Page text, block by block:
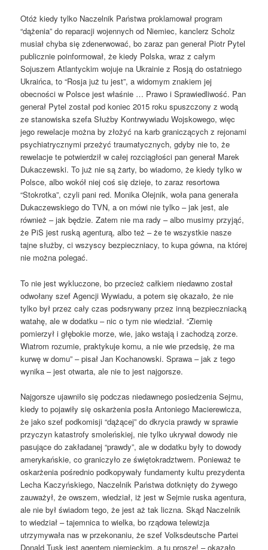
Otóż kiedy tylko Naczelnik Państwa proklamował program
“dążenia” do reparacji wojennych od Niemiec, kanclerz Scholz
musiał chyba się zdenerwować, bo zaraz pan generał Piotr Pytel
publicznie poinformował, że kiedy Polska, wraz z całym
Sojuszem Atlantyckim wojuje na Ukrainie z Rosją do ostatniego
Ukraińca, to “Rosja już tu jest”, a widomym znakiem jej
obecności w Polsce jest właśnie … Prawo i Sprawiedliwość. Pan
generał Pytel został pod koniec 2015 roku spuszczony z wodą
ze stanowiska szefa Służby Kontrwywiadu Wojskowego, więc
jego rewelacje można by złożyć na karb graniczących z rejonami
psychiatrycznymi przeżyć traumatycznych, gdyby nie to, że
rewelacje te potwierdził w całej rozciągłości pan generał Marek
Dukaczewski. To już nie są żarty, bo wiadomo, że kiedy tylko w
Polsce, albo wokół niej coś się dzieje, to zaraz resortowa
“Stokrotka”, czyli pani red. Monika Olejnik, woła pana generała
Dukaczewskiego do TVN, a on mówi nie tylko – jak jest, ale
również – jak będzie. Zatem nie ma rady – albo musimy przyjąć,
że PiS jest ruską agenturą, albo też – że te wszystkie nasze
tajne służby, ci wszyscy bezpieczniacy, to kupa gówna, na której
nie można polegać.
To nie jest wykluczone, bo przecież całkiem niedawno został
odwołany szef Agencji Wywiadu, a potem się okazało, że nie
tylko był przez cały czas podsrywany przez inną bezpieczniacką
watahę, ale w dodatku – nic o tym nie wiedział. “Ziemię
pomierzył i głębokie morze, wie, jako wstają i zachodzą zorze.
Wiatrom rozumie, praktykuje komu, a nie wie przedsię, że ma
kurwę w domu” – pisał Jan Kochanowski. Sprawa – jak z tego
wynika – jest otwarta, ale nie to jest najgorsze.
Najgorsze ujawniło się podczas niedawnego posiedzenia Sejmu,
kiedy to pojawiły się oskarżenia posła Antoniego Macierewicza,
że jako szef podkomisji “dążącej” do dkrycia prawdy w sprawie
przyczyn katastrofy smoleńskiej, nie tylko ukrywał dowody nie
pasujące do zakładanej “prawdy”, ale w dodatku były to dowody
amerykańskie, co graniczyło ze świętokradztwem. Ponieważ te
oskarżenia pośrednio podkopywały fundamenty kultu prezydenta
Lecha Kaczyńskiego, Naczelnik Państwa dotknięty do żywego
zauważył, że owszem, wiedział, iż jest w Sejmie ruska agentura,
ale nie był świadom tego, że jest aż tak liczna. Skąd Naczelnik
to wiedział – tajemnica to wielka, bo rządowa telewizja
utrzymywała nas w przekonaniu, że szef Volksdeutsche Partei
Donald Tusk jest agentem niemieckim, a tu proszę! – okazało